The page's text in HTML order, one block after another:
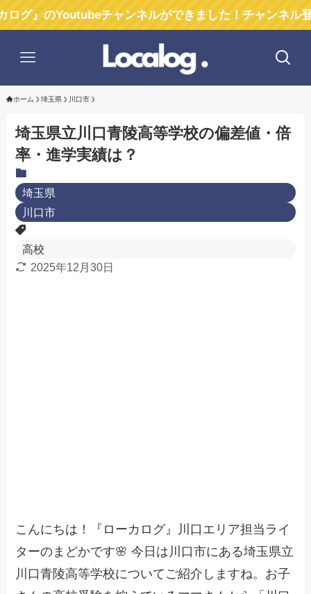
チャンネルができました！チャンネル登録お願い
ホーム 埼玉県 川口市
埼玉県立川口青陵高等学校の偏差値・倍
率・進学実績は？
埼玉県
川口市
高校
2025年12月30日
こんにちは！『ローカログ』川口エリア担当ライ
ターのまどかです🌸 今日は川口市にある埼玉県立
川口青陵高等学校についてご紹介しますね。お子